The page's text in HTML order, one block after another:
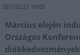
2017.02.27. 09:05
Március elején
Országos